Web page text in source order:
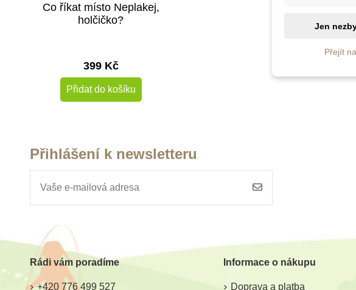
Co říkat místo Neplakej,
holčičko?
399 Kč
Přidat do košíku
Přihlášení k newsletteru
Rádi vám poradíme
+420 776 499 527
Informace o nákupu
Doprava a platba
Jen
Přejít